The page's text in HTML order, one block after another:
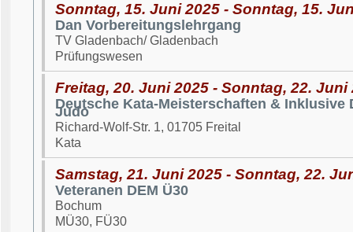
Sonntag, 15. Juni 2025 - Sonntag, 15.
Dan Vorbereitungslehrgang
TV Gladenbach/ Gladenbach
Prüfungswesen
Freitag, 20. Juni 2025 - Sonntag, 22. Juni
Deutsche Kata-Meisterschaften & Inklusive
Judo
Richard-Wolf-Str. 1, 01705 Freital
Kata
Samstag, 21. Juni 2025 - Sonntag, 22.
Veteranen DEM Ü30
Bochum
MÜ30, FÜ30